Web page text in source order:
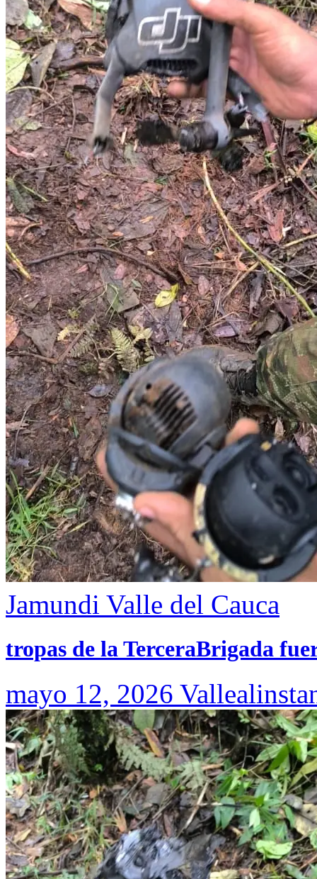
Jamundi Valle del Cauca
tropas de la TerceraBrigada
mayo 12, 2026